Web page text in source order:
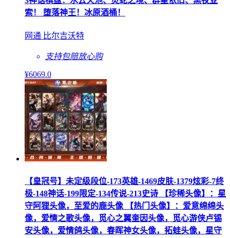
索！ 堕落神王！冰原酒桶！
网通 比尔吉沃特
支持包赔放心购
¥6069.0
【皇冠号】未定级段位-173英雄-1469皮肤-1379炫彩-7终
极-148神话-199限定-134传说-213史诗 【珍稀头像】：星
守阿狸头像，至爱的鹿头像 【热门头像】：爱意绵绵头
像，爱情之歌头像，觅心之翼奎因头像，觅心游侠卢锡
安头像，爱情鸽头像，春晖神女头像，拓蛙头像，星守